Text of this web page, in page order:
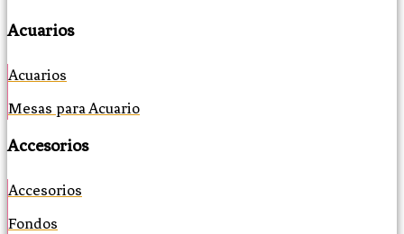
Acuarios
Acuarios
Mesas para Acuario
Accesorios
Accesorios
Fondos